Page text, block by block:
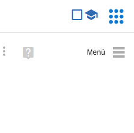
Búsqueda avanzada
Ayuda
(en